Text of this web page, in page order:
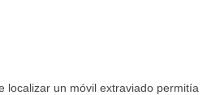
localizar un móvil extraviado permitía